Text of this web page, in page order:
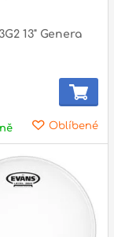
13" Genera
Oblíbené